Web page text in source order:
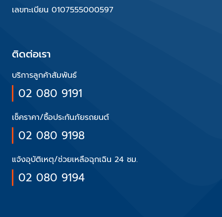
เลขทะเบียน 0107555000597
ติดต่อเรา
บริการลูกค้าสัมพันธ์
02 080 9191
เช็คราคา/ซื้อประกันภัยรถยนต์
02 080 9198
แจ้งอุบัติเหตุ/ช่วยเหลือฉุกเฉิน 24 ชม.
02 080 9194